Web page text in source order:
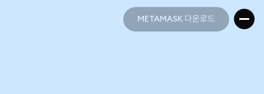
METAMASK 다운로드